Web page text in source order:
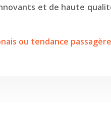
et de haute
ou tendance